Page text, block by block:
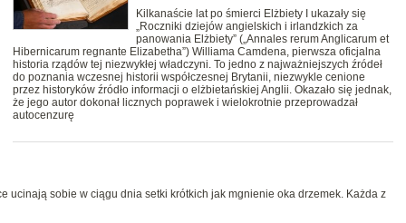
Kilkanaście lat po śmierci Elżbiety I ukazały się
„Roczniki dziejów angielskich i irlandzkich za
panowania Elżbiety” („Annales rerum Anglicarum et
Hibernicarum regnante Elizabetha”) Williama Camdena, pierwsza oficjalna
historia rządów tej niezwykłej władczyni. To jedno z najważniejszych źródeł
do poznania wczesnej historii współczesnej Brytanii, niezwykle cenione
przez historyków źródło informacji o elżbietańskiej Anglii. Okazało się jednak,
że jego autor dokonał licznych poprawek i wielokrotnie przeprowadzał
autocenzurę
ucinają sobie w ciągu dnia setki krótkich jak mgnienie oka drzemek. Każda z